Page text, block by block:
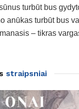
turbūt bus
anūkas turbūt bus
– tikras
straipsniai